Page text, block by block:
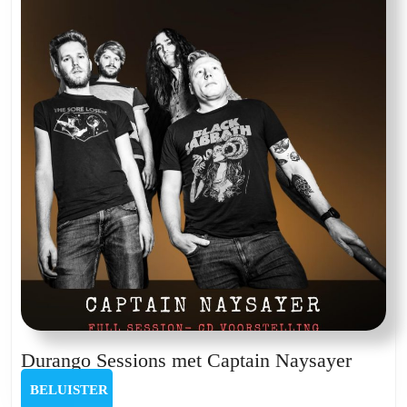
Durango Sessions met Captain Naysayer
BELUISTER